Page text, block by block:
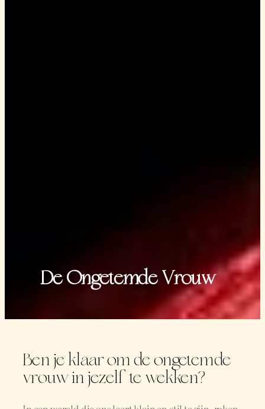
De Ongetemde Vrouw
Ben je klaar om de ongetemde
vrouw in jezelf te wekken?